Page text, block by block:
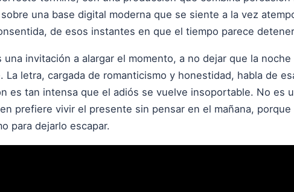
una base digital moderna que se siente a la vez
de esos instantes en que el tiempo parece
invitación a alargar el momento, a no dejar que la
La letra, cargada de romanticismo y honestidad, habla de
es tan intensa que el adiós se vuelve insoportable. No es
prefiere vivir el presente sin pensar en el mañana,
para dejarlo escapar.